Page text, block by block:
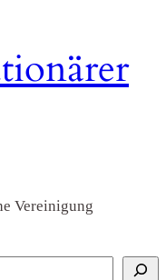
Vereinigung